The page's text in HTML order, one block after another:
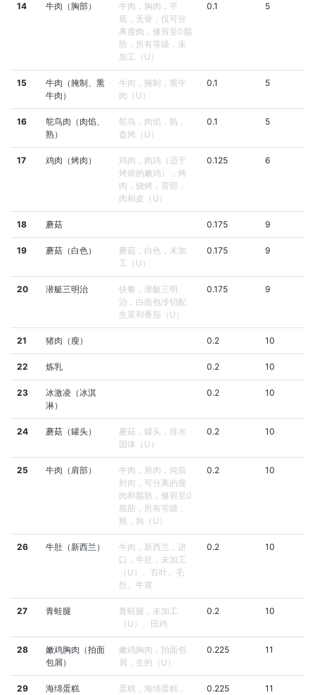
14 牛肉（胸部）
牛肉，胸肉，平
底，无骨，仅可分
离瘦肉，修剪至0脂
肪，所有等级，未
加工（U）
0.1 5
15
牛肉（腌制、熏
牛肉）
牛肉，腌制，熏牛
肉（U）
0.1 5
16
鸵鸟肉（肉馅、
熟）
鸵鸟，肉馅，熟，
盘烤（U）
0.1 5
17 鸡肉（烤肉）
鸡肉，肉鸡（适于
烤焙的嫩鸡），烤
肉，烧烤，背部，
肉和皮（U）
0.125 6
18 蘑菇 0.175 9
19 蘑菇（白色）
蘑菇，白色，未加
工（U）
0.175 9
20 潜艇三明治
快餐，潜艇三明
治，白面包冷切配
生菜和番茄（U）
0.175 9
21 猪肉（瘦） 0.2 10
22 炼乳 0.2 10
23
冰激凌（冰淇
淋）
0.2 10
24 蘑菇（罐头）
蘑菇，罐头，排水
固体（U）
0.2 10
25 牛肉（肩部）
牛肉，肩肉，炖前
肘肉，可分离的瘦
肉和脂肪，修剪至0
脂肪，所有等级，
熟，炖（U）
0.2 10
26 牛肚（新西兰）
牛肉，新西兰，进
口，牛肚，未加工
（U）、百叶、毛
肚、牛胃
0.2 10
27 青蛙腿
青蛙腿，未加工
（U）、田鸡
0.2 10
28
嫩鸡胸肉（拍面
包屑）
嫩鸡胸肉，拍面包
屑，生的（U）
0.225 11
29 海绵蛋糕
蛋糕，海绵蛋糕，
0.225 11